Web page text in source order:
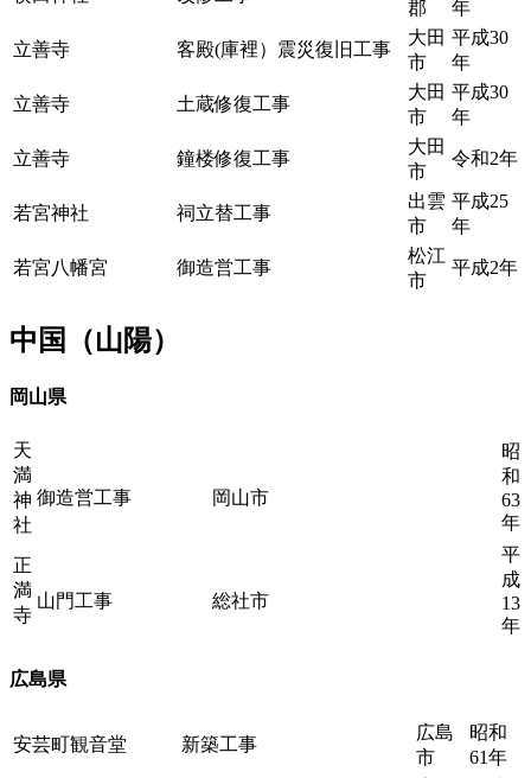
郡
年
立善寺 客殿(庫裡）震災復旧工事
大田
市
平成30
年
立善寺 土蔵修復工事
大田
市
平成30
年
立善寺 鐘楼修復工事
大田
市
令和2年
若宮神社 祠立替工事
出雲
市
平成25
年
若宮八幡宮 御造営工事
松江
市
平成2年
中国（山陽）
岡山県
天
満
神
社
御造営工事 岡山市
昭
和
63
年
正
満
寺
山門工事 総社市
平
成
13
年
広島県
安芸町観音堂 新築工事
広島
市
昭和
61年